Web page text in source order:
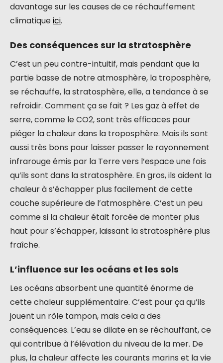
davantage sur les causes de ce réchauffement
climatiqueici.
Des conséquences sur la stratosphère
C’est un peu contre-intuitif, mais pendant que la
partie basse de notre atmosphère, la troposphère,
se réchauffe, la stratosphère, elle, a tendance à se
refroidir. Comment ça se fait ? Les gaz à effet de
serre, comme le CO2, sont très efficaces pour
piéger la chaleur dans la troposphère. Mais ils sont
aussi très bons pour laisser passer le rayonnement
infrarouge émis par la Terre vers l’espace une fois
qu’ils sont dans la stratosphère. En gros, ils aident la
chaleur à s’échapper plus facilement de cette
couche supérieure de l’atmosphère. C’est un peu
comme si la chaleur était forcée de monter plus
haut pour s’échapper, laissant la stratosphère plus
fraîche.
L’influence sur les océans et les sols
Les océans absorbent une quantité énorme de
cette chaleur supplémentaire. C’est pour ça qu’ils
jouent un rôle tampon, mais cela a des
conséquences. L’eau se dilate en se réchauffant, ce
qui contribue à l’élévation du niveau de la mer. De
plus, la chaleur affecte les courants marins et la vie